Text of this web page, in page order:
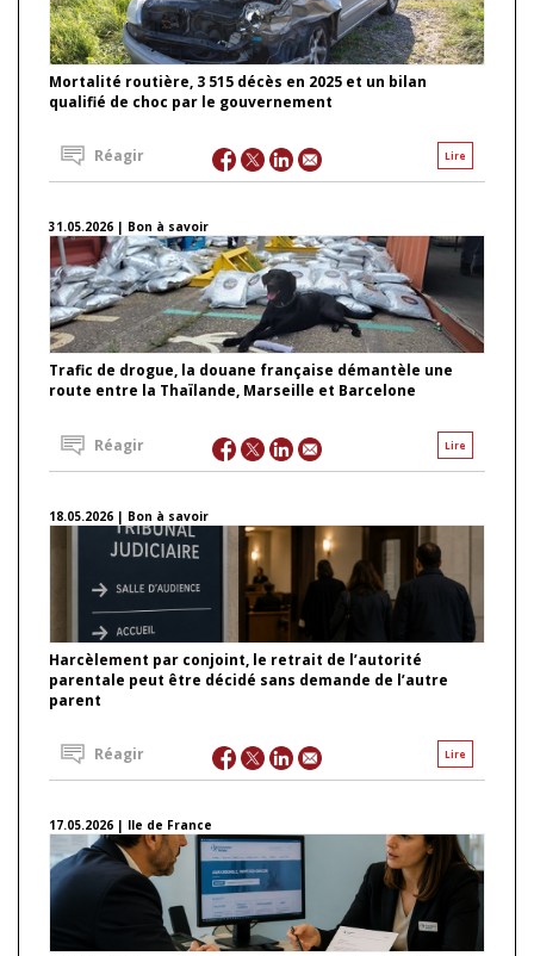
Mortalité routière, 3 515 décès en 2025 et un bilan
qualifié de choc par le gouvernement
Lire
Réagir
31.05.2026 | Bon à savoir
Trafic de drogue, la douane française démantèle une
route entre la Thaïlande, Marseille et Barcelone
Lire
Réagir
18.05.2026 | Bon à savoir
Harcèlement par conjoint, le retrait de l’autorité
parentale peut être décidé sans demande de l’autre
parent
Lire
Réagir
17.05.2026 | Ile de France